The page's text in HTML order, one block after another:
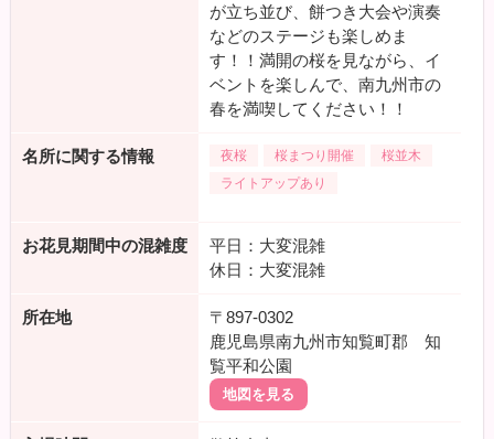
が立ち並び、餅つき大会や演奏
などのステージも楽しめま
す！！満開の桜を見ながら、イ
ベントを楽しんで、南九州市の
春を満喫してください！！
名所に関する情報 夜桜 桜まつり開催
桜並木
ライトアップあり
お花見期間中の混雑度
平日：大変混雑
休日：大変混雑
所在地
〒897-0302
鹿児島県南九州市知覧町郡 知
覧平和公園
地図を見る